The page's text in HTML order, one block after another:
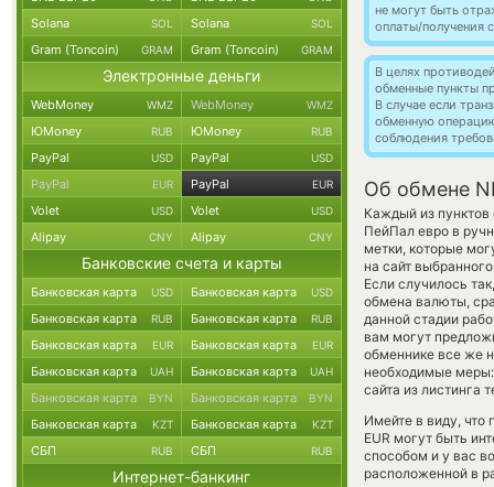
не могут быть
оплаты/получения
В целях
обменные пункты
В случае если
обменную
соблюдения
Об обмене
Каждый из пунктов
ПейПал евро в
метки, которые
на сайт
Если случилось
обмена валюты,
данной стадии
вам могут
обменнике все же
необходимые
сайта из листинга
Имейте в виду, что
EUR могут быть
способом и у вас
расположенной в
Solana SOL Solana SOL
Gram (Toncoin) GRAM Gram (Toncoin) GRAM
Электронные деньги
WebMoney WMZ WebMoney WMZ
ЮMoney RUB ЮMoney RUB
PayPal USD PayPal USD
PayPal EUR PayPal EUR
Volet USD Volet USD
Alipay CNY Alipay CNY
Банковские счета и карты
Банковская карта USD Банковская карта USD
Банковская карта RUB Банковская карта RUB
Банковская карта EUR Банковская карта EUR
Банковская карта UAH Банковская карта UAH
Банковская карта BYN Банковская карта BYN
Банковская карта KZT Банковская карта KZT
СБП RUB СБП RUB
Интернет-банкинг